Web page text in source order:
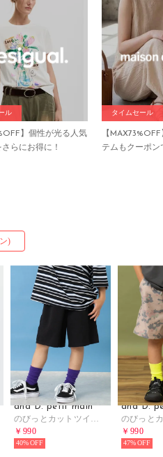
ル
】個性が光る人気
らにお得に！
タイムセール
【
テムもクーポン
)
and D. petit main
のびっとカットツイルショートパンツ （黒）
￥990
40%
and D.
￥990
47%